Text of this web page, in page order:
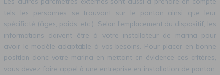
tels les personnes se trouvant sur le ponton ainsi que leur
spécificité (âges, poids, etc.). Selon l’emplacement du dispositif, les
informations doivent être à votre installateur de marina pour
avoir le modèle adaptable à vos besoins. Pour placer en bonne
position donc votre marina en mettant en évidence ces critères,
vous devez faire appel à une entreprise en installation de ponton.